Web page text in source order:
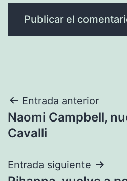
Navegación
de
Entrada anterior
Naomi Campbell,
Cavalli
Entrada siguiente